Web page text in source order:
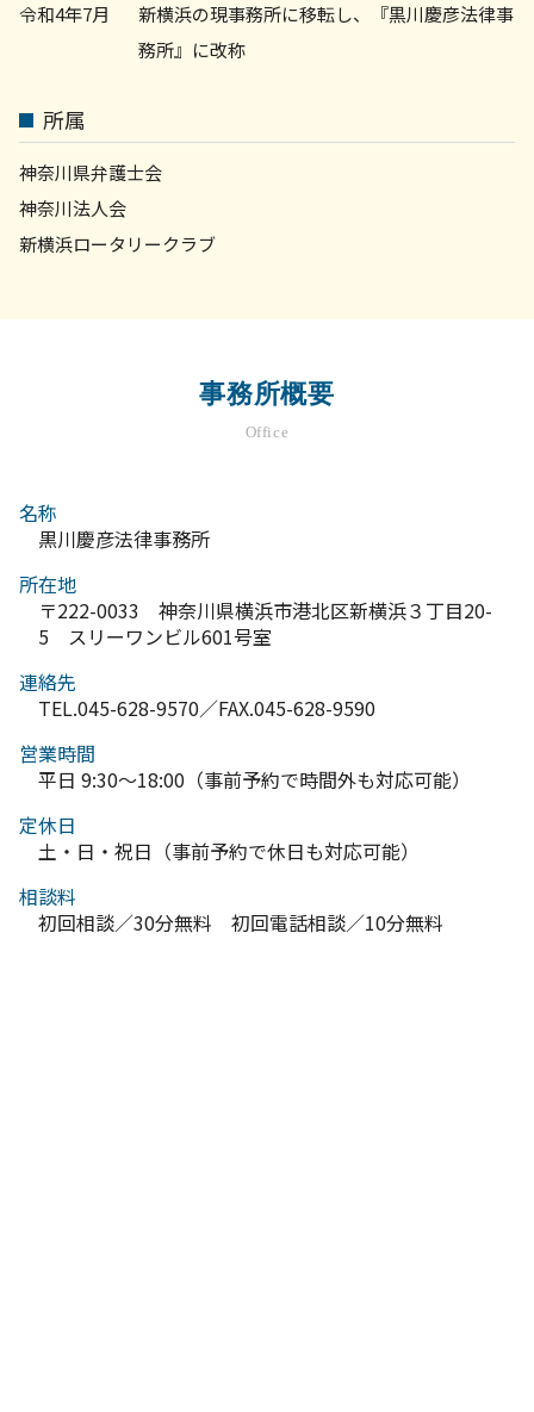
令和4年7月
新横浜の現事務所に移転し、『黒川慶彦法律事
務所』に改称
所属
神奈川県弁護士会
神奈川法人会
新横浜ロータリークラブ
事務所概要
Office
名称
黒川慶彦法律事務所
所在地
〒222-0033 神奈川県横浜市港北区新横浜３丁目20-
5 スリーワンビル601号室
連絡先
TEL.045-628-9570／FAX.045-628-9590
営業時間
平日 9:30～18:00（事前予約で時間外も対応可能）
定休日
土・日・祝日（事前予約で休日も対応可能）
相談料
初回相談／30分無料 初回電話相談／10分無料